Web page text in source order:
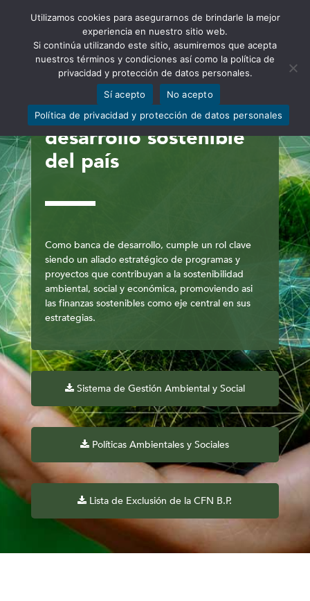
Abrir barra de herramientas
La CFN impulsa el
desarrollo sostenible
del país
Como banca de desarrollo, cumple un rol clave
siendo un aliado estratégico de programas y
proyectos que contribuyan a la sostenibilidad
ambiental, social y económica, promoviendo asi
las finanzas sostenibles como eje central en sus
estrategias.
Sistema de Gestión Ambiental y Social
Políticas Ambientales y Sociales
Lista de Exclusión de la CFN B.P.
Utilizamos cookies para asegurarnos de brindarle la mejor
experiencia en nuestro sitio web.
Si continúa utilizando este sitio, asumiremos que acepta
nuestros términos y condiciones así como la política de
privacidad y protección de datos personales.
Sí acepto
No acepto
Política de privacidad y protección de datos personales